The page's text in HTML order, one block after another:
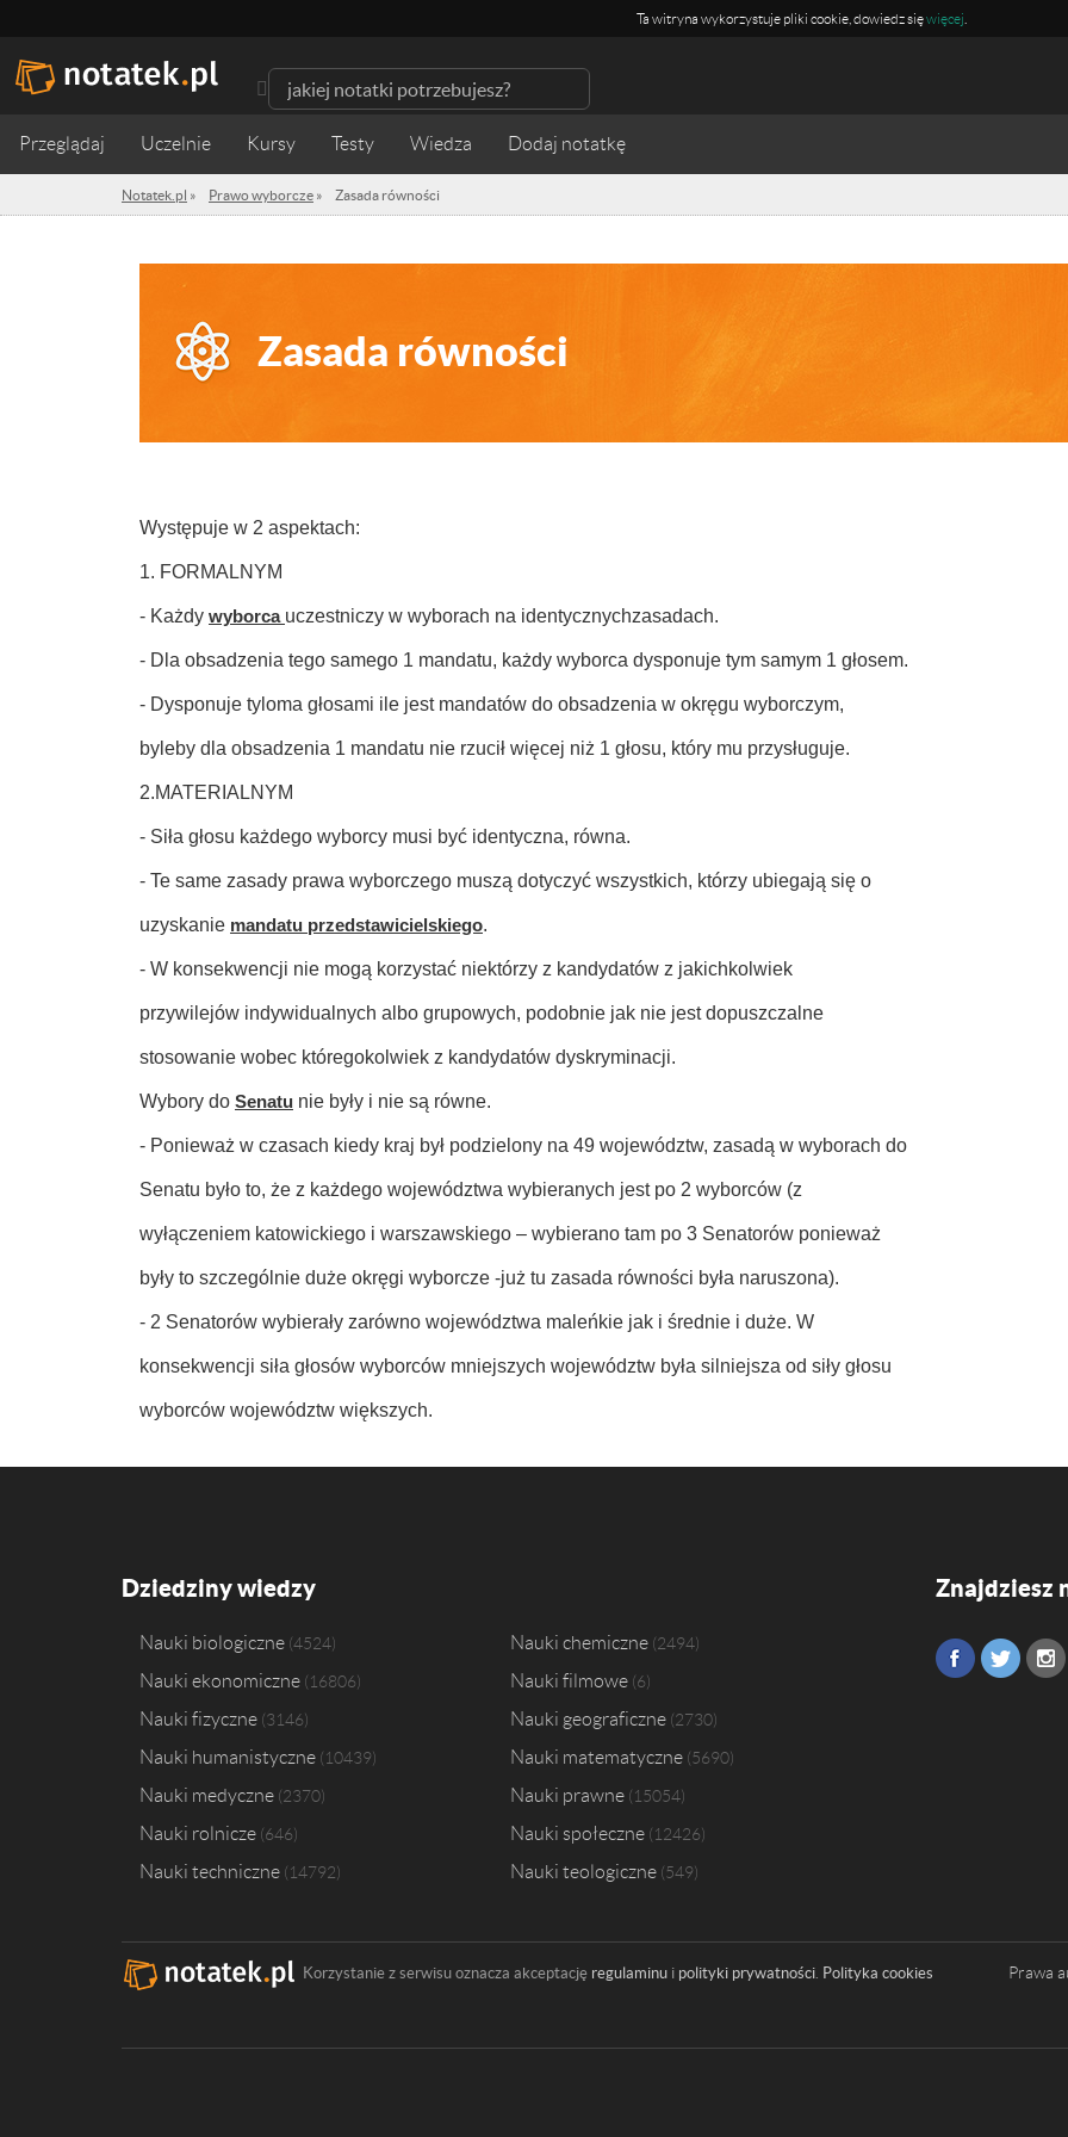
Ta witryna wykorzystuje pliki cookie, dowiedz sięwięcej
Przeglądaj Uczelnie Kursy Testy Wiedza
Notatek.pl » Prawo wyborcze » Zasada równości
Zasada równości
Występuje w 2 aspektach:
1. FORMALNYM
- Każdy wyborca uczestniczy w wyborach na identycznychzasadach.
- Dla obsadzenia tego samego 1 mandatu, każdy wyborca dysponuje tym samym 1 głosem.
- Dysponuje tyloma głosami ile jest mandatów do obsadzenia w okręgu wyborczym,
byleby dla obsadzenia 1 mandatu nie rzucił więcej niż 1 głosu, który mu przysługuje.
2.MATERIALNYM
- Siła głosu każdego wyborcy musi być identyczna, równa.
- Te same zasady prawa wyborczego muszą dotyczyć wszystkich, którzy ubiegają się o
uzyskanie mandatu przedstawicielskiego.
- W konsekwencji nie mogą korzystać niektórzy z kandydatów z jakichkolwiek
przywilejów indywidualnych albo grupowych, podobnie jak nie jest dopuszczalne
stosowanie wobec któregokolwiek z kandydatów dyskryminacji.
Wybory do Senatu nie były i nie są równe.
- Ponieważ w czasach kiedy kraj był podzielony na 49 województw, zasadą w wyborach do
Senatu było to, że z każdego województwa wybieranych jest po 2 wyborców (z
wyłączeniem katowickiego i warszawskiego – wybierano tam po 3 Senatorów ponieważ
były to szczególnie duże okręgi wyborcze -już tu zasada równości była naruszona).
- 2 Senatorów wybierały zarówno województwa maleńkie jak i średnie i duże. W
konsekwencji siła głosów wyborców mniejszych województw była silniejsza od siły głosu
wyborców województw większych.
Dziedziny wiedzy
Nauki biologiczne 4524 Nauki chemiczne 2494
Nauki ekonomiczne 16806 Nauki filmowe 6
Nauki fizyczne 3146 Nauki geograficzne 2730
Nauki humanistyczne 10439 Nauki matematyczne 5690
Nauki medyczne 2370 Nauki prawne 15054
Nauki rolnicze 646 Nauki społeczne 12426
Nauki techniczne 14792 Nauki teologiczne 549
Znajdziesz
Korzystanie z serwisu oznacza akceptację regulaminu i polityki prywatności. Polityka cookies Prawa